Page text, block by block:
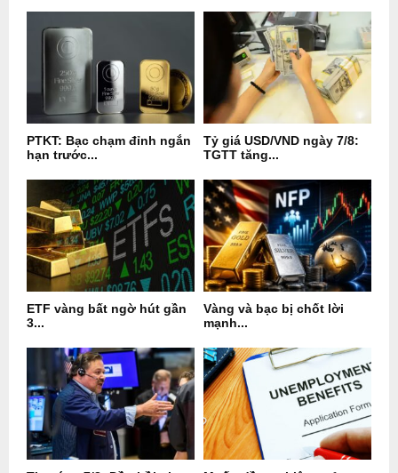
PTKT: Bạc chạm đỉnh ngắn
hạn trước...
Tỷ giá USD/VND ngày 7/8:
TGTT tăng...
ETF vàng bất ngờ hút gần
3...
Vàng và bạc bị chốt lời
mạnh...